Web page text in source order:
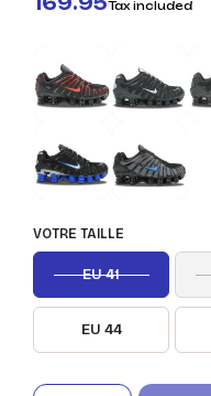
Tax included
VOTRE TAILLE
EU 41
EU 44